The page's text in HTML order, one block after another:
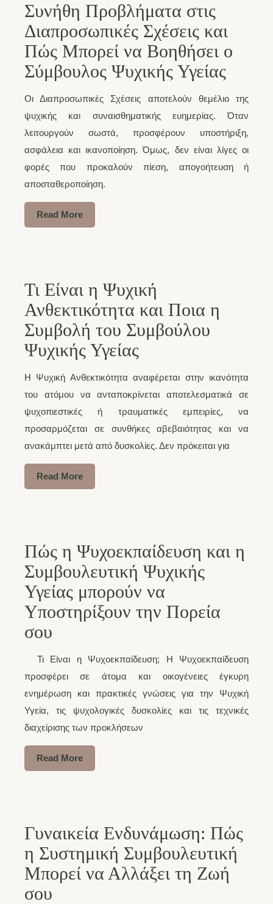
Συνήθη Προβλήματα στις
Διαπροσωπικές Σχέσεις και
Πώς Μπορεί να Βοηθήσει ο
Σύμβουλος Ψυχικής Υγείας
Οι Διαπροσωπικές Σχέσεις αποτελούν θεμέλιο της
ψυχικής και συναισθηματικής ευημερίας. Όταν
λειτουργούν σωστά, προσφέρουν υποστήριξη,
ασφάλεια και ικανοποίηση. Όμως, δεν είναι λίγες οι
φορές που προκαλούν πίεση, απογοήτευση ή
αποσταθεροποίηση.
Read More
Τι Είναι η Ψυχική
Ανθεκτικότητα και Ποια η
Συμβολή του Συμβούλου
Ψυχικής Υγείας
Η Ψυχική Ανθεκτικότητα αναφέρεται στην ικανότητα
του ατόμου να ανταποκρίνεται αποτελεσματικά σε
ψυχοπιεστικές ή τραυματικές εμπειρίες, να
προσαρμόζεται σε συνθήκες αβεβαιότητας και να
ανακάμπτει μετά από δυσκολίες. Δεν πρόκειται για
Read More
Πώς η Ψυχοεκπαίδευση και η
Συμβουλευτική Ψυχικής
Υγείας μπορούν να
Υποστηρίξουν την Πορεία
σου
Τι Είναι η Ψυχοεκπαίδευση; Η Ψυχοεκπαίδευση
προσφέρει σε άτομα και οικογένειες έγκυρη
ενημέρωση και πρακτικές γνώσεις για την Ψυχική
Υγεία, τις ψυχολογικές δυσκολίες και τις τεχνικές
διαχείρισης των προκλήσεων
Read More
Γυναικεία Ενδυνάμωση: Πώς
η Συστημική Συμβουλευτική
Μπορεί να Αλλάξει τη Ζωή
σου